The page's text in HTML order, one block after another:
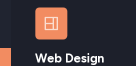
Web Design